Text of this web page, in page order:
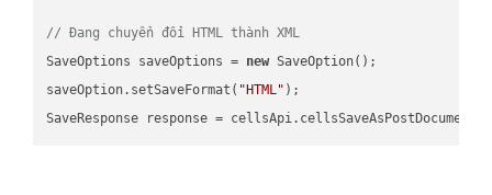
// Đang chuyển đổi HTML thành XML
SaveOptions saveOptions = new SaveOption();
saveOption.setSaveFormat( "HTML" );
SaveResponse response =